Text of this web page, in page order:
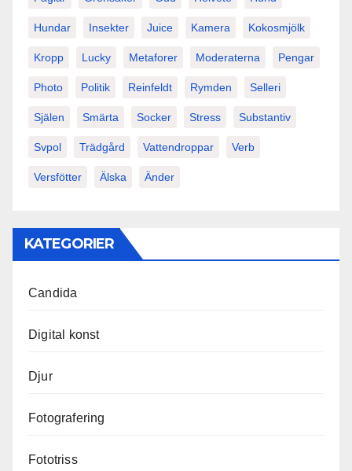
Hundar Insekter Juice Kamera Kokosmjölk
Kropp Lucky Metaforer Moderaterna Pengar
Photo Politik Reinfeldt Rymden Selleri
Själen Smärta Socker Stress Substantiv
Svpol Trädgård Vattendroppar Verb
Versfötter Älska Änder
KATEGORIER
Candida
Digital konst
Djur
Fotografering
Fototriss